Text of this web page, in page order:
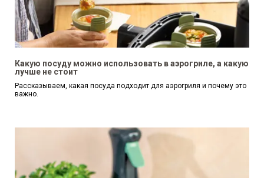
Какую посуду можно использовать в аэрогриле, а какую
лучше не стоит
Рассказываем, какая посуда подходит для аэрогриля и почему это
важно.